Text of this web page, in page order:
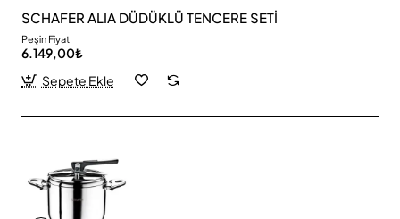
SCHAFER ALIA DÜDÜKLÜ TENCERE SETİ
Peşin Fiyat
6.149,00₺
Sepete Ekle